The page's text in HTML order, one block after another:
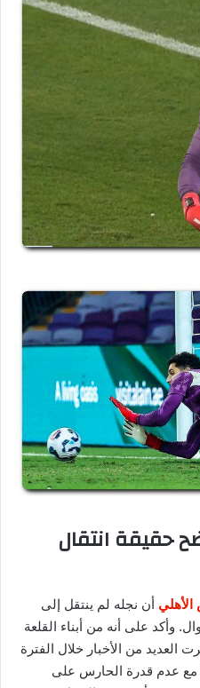
حقيقة انتقال
أن نجله لم ينتقل إلى
وأكد على أنه من أبناء القلعة
العديد من الأخبار خلال الفترة
مع عدم قدرة الحارس على